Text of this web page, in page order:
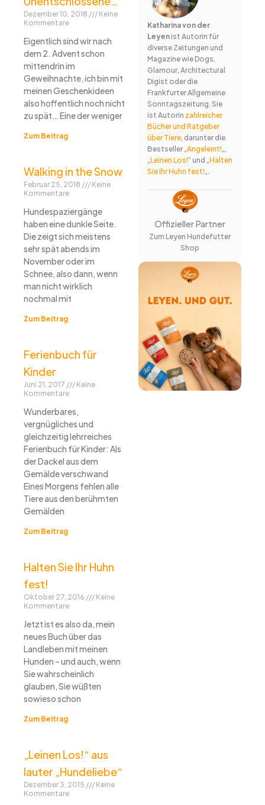
Dezember 10, 2018
Keine
Kommentare
Eigentlich sind wir nach
dem 2. Advent schon
mittendrin im
Geweihnachte, ich bin mit
meinen Geschenkideen
also hoffentlich noch nicht
zu spät… Eine der weniger
Zum Beitrag
Walking in the Snow
Februar 25, 2018
Keine
Kommentare
Hundespaziergänge
haben eine dunkle Seite.
Die zeigt sich meistens
sehr spät abends im
November oder im
Schnee, also dann, wenn
man nicht wirklich
nochmal mit
Zum Beitrag
Ferienbuch für
Kinder
Juni 21, 2017
Keine
Kommentare
Wunderbares,
vergnügliches und
gleichzeitig lehrreiches
Ferienbuch für Kinder: Als
der Dackel aus dem
Gemälde verschwand
Eines Morgens fehlen alle
Tiere aus den berühmten
Gemälden
Zum Beitrag
Halten Sie Ihr Huhn
fest!
Oktober 27, 2016
Keine
Kommentare
Jetzt ist es also da, mein
neues Buch über das
Landleben mit meinen
Hunden – und auch, wenn
Sie wahrscheinlich
glauben, Sie wüßten
sowieso schon
Zum Beitrag
„Leinen Los!“ aus
lauter „Hundeliebe“
Dezember 3, 2015
Keine
Kommentare
Katharina von der
Leyenist Autorin für
diverse Zeitungen und
Magazine wie Dogs,
Glamour, Architectural
Digist oder die
Frankfurter Allgemeine
Sonntagszeitung. Sie
ist Autorin zahlreicher
Bücher und Ratgeber
über Tiere, darunter die
Bestseller „Angeleint!„,
„Leinen Los!“ und „Halten
Sie Ihr Huhn fest!„.
Offizieller Partner
Zum Leyen Hundefutter
Shop